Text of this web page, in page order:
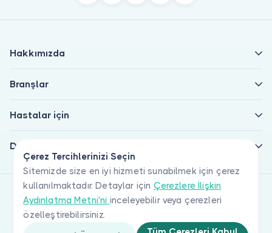
Çerez Tercihlerinizi Seçin
Sitemizde size en iyi hizmeti sunabilmek için çerez
kullanılmaktadır. Detaylar için Çerezlere İlişkin
Aydınlatma Metni'ni inceleyebilir veya çerezleri
özelleştirebilirsiniz.
Hakkımızda
Branşlar
Hastalar için
Doktorlar için